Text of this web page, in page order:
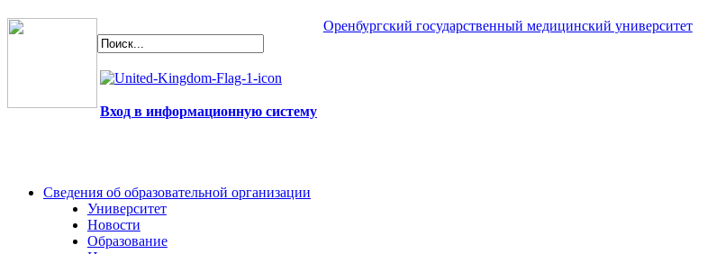
Оренбургский государственный медицинский университет
Вход в информационную систему
Сведения об образовательной организации
Университет
Новости
Образование